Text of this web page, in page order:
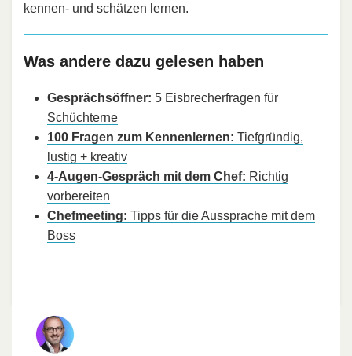
kennen- und schätzen lernen.
Was andere dazu gelesen haben
Gesprächsöffner: 5 Eisbrecherfragen für
Schüchterne
100 Fragen zum Kennenlernen: Tiefgründig,
lustig + kreativ
4-Augen-Gespräch mit dem Chef: Richtig
vorbereiten
Chefmeeting: Tipps für die Aussprache mit dem
Boss